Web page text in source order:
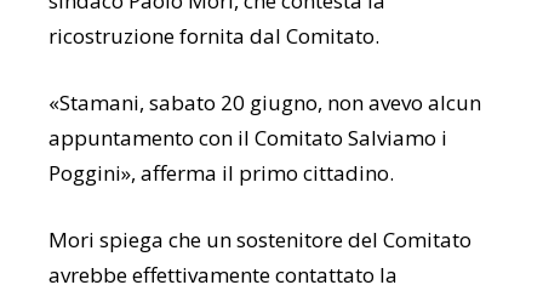
ricostruzione fornita dal Comitato.
«Stamani, sabato 20 giugno, non avevo alcun
appuntamento con il Comitato Salviamo i
Poggini», afferma il primo cittadino.
Mori spiega che un sostenitore del Comitato
avrebbe effettivamente contattato la